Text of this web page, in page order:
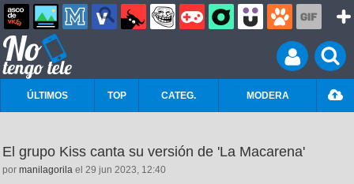
ÚLTIMOS TOP CATEG. MODERA
El grupo Kiss canta su versión de 'La Macarena'
por manilagorila el 29 jun 2023, 12:40